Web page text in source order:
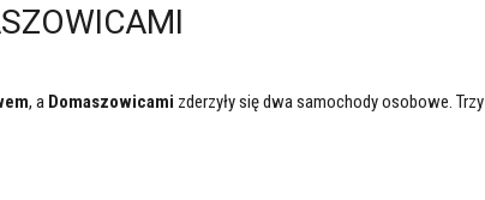
, a Domaszowicami zderzyły się dwa samochody osobowe. Trzy